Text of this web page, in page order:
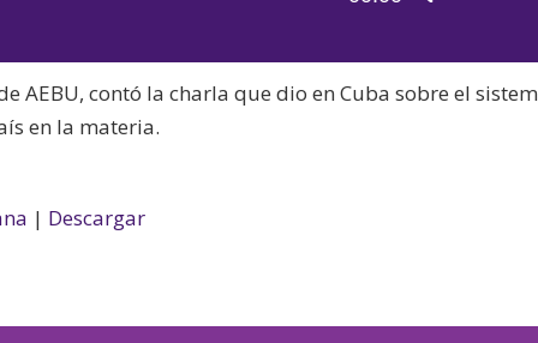
audio
teclas
de
el
AEBU, contó la charla que dio en Cuba sobre el
en la materia.
| Descargar